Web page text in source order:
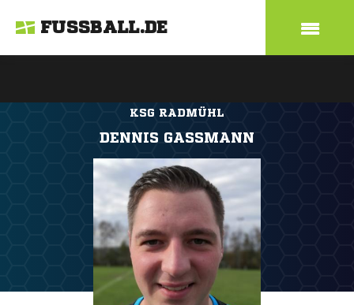
FUSSBALL.DE
KSG RADMÜHL
DENNIS GASSMANN